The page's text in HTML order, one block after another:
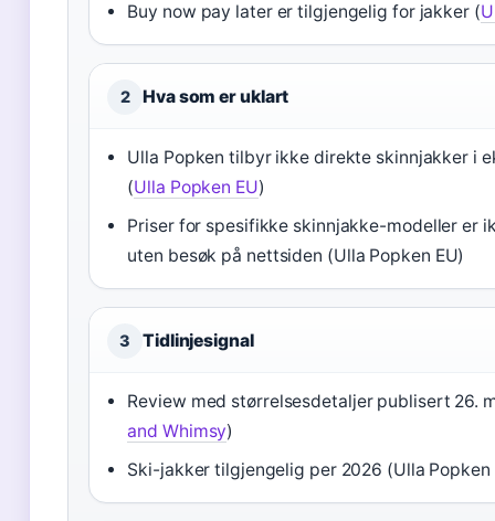
Buy now pay later er tilgjengelig for jakker (
2 Hva som er uklart
Ulla Popken tilbyr ikke direkte skinnjakker i
(Ulla Popken EU)
Priser for spesifikke skinnjakke-modeller er
uten besøk på nettsiden (Ulla Popken EU)
3 Tidlinjesignal
Review med størrelsesdetaljer publisert 26.
and Whimsy)
Ski-jakker tilgjengelig per 2026 (Ulla Popken